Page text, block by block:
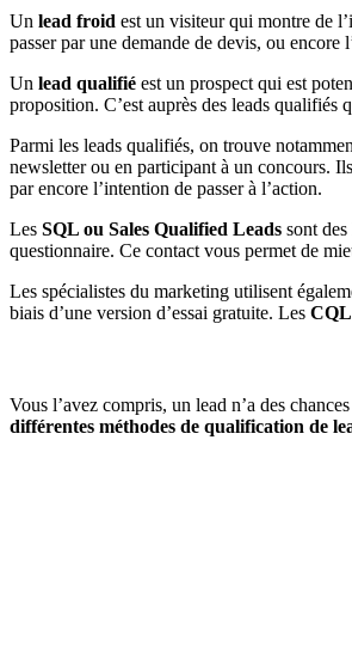
Un lead froid est un visiteur qui montre de
passer par une demande de devis, ou
Un lead qualifié est un prospect qui est
proposition. C’est auprès des leads qualifiés
Parmi les leads qualifiés, on trouve
newsletter ou en participant à un concours.
par encore l’intention de passer à l’action.
Les SQL ou Sales Qualified Leads sont
questionnaire. Ce contact vous permet de
Les spécialistes du marketing utilisent
biais d’une version d’essai gratuite. Les
Vous l’avez compris, un lead n’a des
différentes méthodes de qualification de